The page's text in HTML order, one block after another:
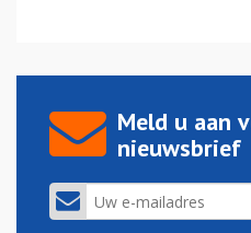
Meld u aan
nieuwsbrief